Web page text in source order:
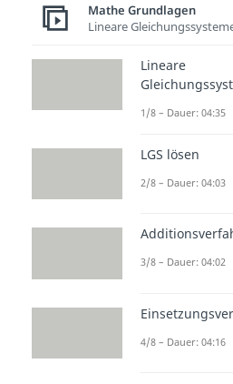
Die
Ihr
Sie ist
Wichtige
(-1|1)
(2|4)
Studyflix
Mathe Grundlagen
Lineare
Lineare
1/8 – Dauer: 04:35
LGS lösen
2/8 – Dauer: 04:03
3/8 – Dauer: 04:02
4/8 – Dauer: 04:16